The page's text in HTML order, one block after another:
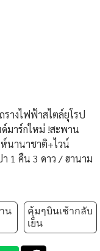
รางไฟฟ้าสไตล์ยุโรป
มาร์กใหม่ !สะพาน
ห์นานาชาติ+ไวน์
1 คืน 3 ดาว / ฮานาม
น
คุ้มๆบินเช้ากลับ
เย็น